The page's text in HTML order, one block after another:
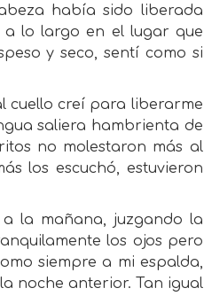
había sido liberada
a lo largo en el lugar que
y seco, sentí como si
cuello creí para liberarme
saliera hambrienta de
no molestaron más al
los escuchó, estuvieron
la mañana, juzgando la
los ojos pero
siempre a mi espalda,
noche anterior. Tan igual